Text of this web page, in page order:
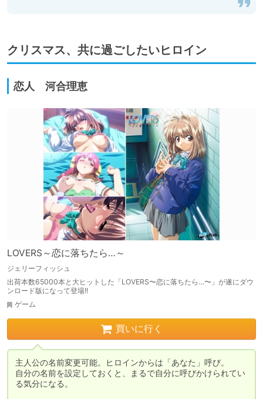
クリスマス、共に過ごしたいヒロイン
恋人 河合理恵
LOVERS～恋に落ちたら…～
ジェリーフィッシュ
出荷本数65000本と大ヒットした「LOVERS〜恋に落ちたら…〜」が遂にダウ
ンロード版になって登場!!
ゲーム
買いに行く
主人公の名前変更可能。ヒロインからは「あなた」呼び。
自分の名前を設定しておくと、まるで自分に呼びかけられてい
る気分になる。